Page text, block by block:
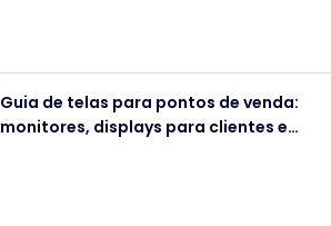
Guia de telas para pontos de venda:
monitores, displays para clientes e